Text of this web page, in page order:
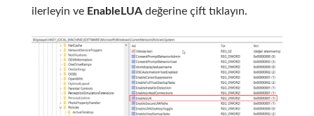
ilerleyin veEnableLUAdeğerine çift tıklayın.